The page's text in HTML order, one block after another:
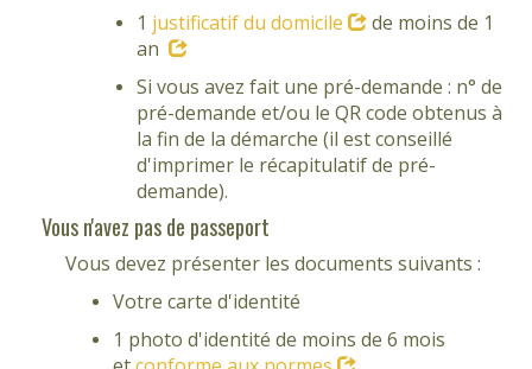
1 justificatif du domicile
de moins de 1
an
Si vous avez fait une pré-demande : n° de
pré-demande et/ou le QR code obtenus à
la fin de la démarche (il est conseillé
d'imprimer le récapitulatif de pré-
demande).
Vous n'avez pas de passeport
Vous devez présenter les documents suivants :
Votre carte d'identité
1 photo d'identité de moins de 6 mois